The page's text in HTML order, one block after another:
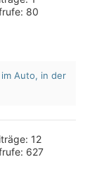
80
Auto, in der
12
627